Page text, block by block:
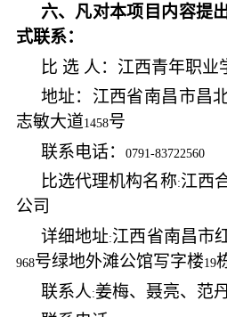
六、凡对本项目内容提
式联系：
比 选 人：江西青年职业
地址：江西省南昌市昌
志敏大道1458号
联系电话：
0791-83722560
比选代理机构名称:江西
公司
详细地址:江西省南昌市
968号绿地外滩公馆写字楼19
联系人 :姜梅、聂亮、范